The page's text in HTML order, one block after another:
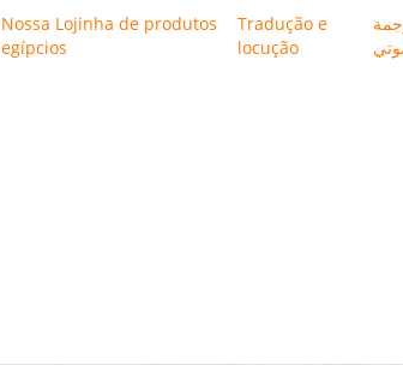
Nossa Lojinha de produtos
egípcios
Tradução e
locução